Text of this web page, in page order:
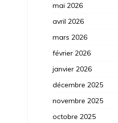
mai 2026
avril 2026
mars 2026
février 2026
janvier 2026
décembre 2025
novembre 2025
octobre 2025